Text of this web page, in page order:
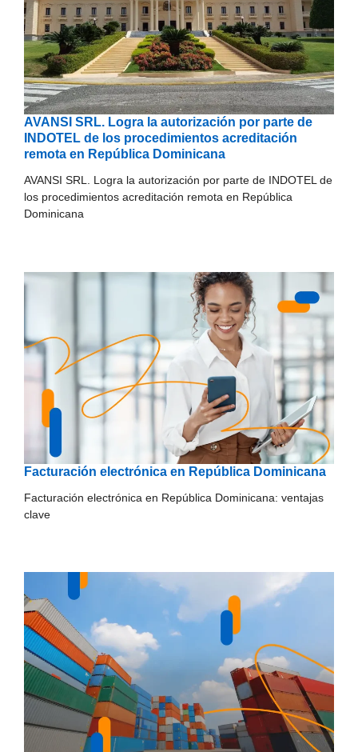
AVANSI SRL. Logra la autorización por parte de
INDOTEL de los procedimientos acreditación
remota en República Dominicana
AVANSI SRL. Logra la autorización por parte de INDOTEL de
los procedimientos acreditación remota en República
Dominicana
Facturación electrónica en República Dominicana
Facturación electrónica en República Dominicana: ventajas
clave